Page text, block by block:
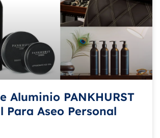
Aluminio PANKHURST
Para Aseo Personal